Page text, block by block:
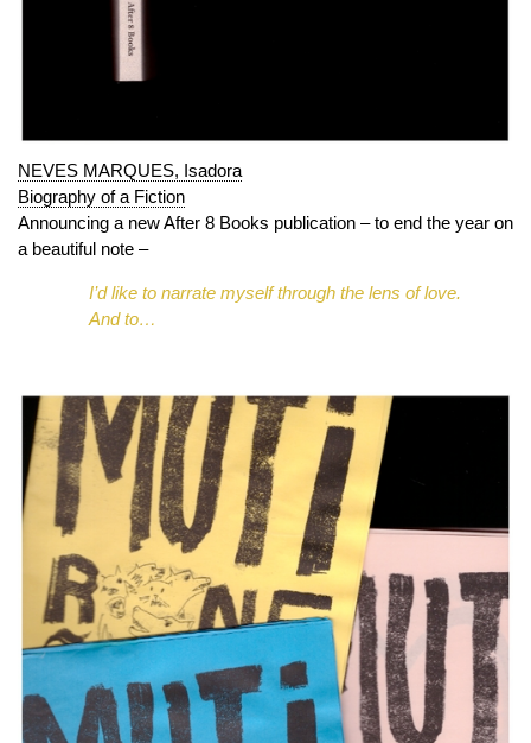
NEVES MARQUES, Isadora
Biography of a Fiction
Announcing a new After 8 Books publication – to end the year on
a beautiful note –
I’d like to narrate myself through the lens of love.
And to…